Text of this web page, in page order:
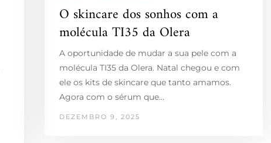
O skincare dos sonhos com a
molécula TI35 da Olera
A oportunidade de mudar a sua pele com a
molécula TI35 da Olera. Natal chegou e com
ele os kits de skincare que tanto amamos.
Agora com o sérum que…
DEZEMBRO 9, 2025